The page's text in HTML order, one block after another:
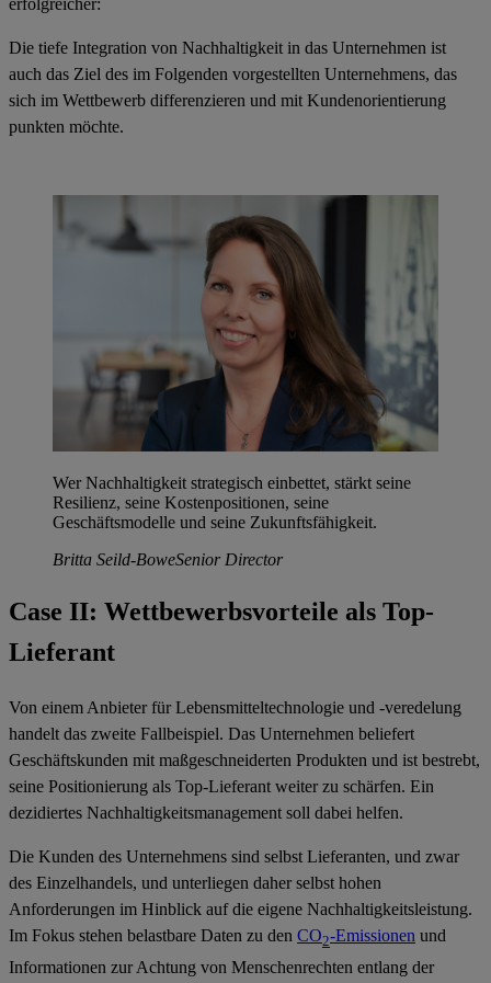
Die tiefe Integration von Nachhaltigkeit in das Unternehmen ist
auch das Ziel des im Folgenden vorgestellten Unternehmens, das
sich im Wettbewerb differenzieren und mit Kundenorientierung
punkten möchte.
Wer Nachhaltigkeit strategisch einbettet, stärkt seine
Resilienz, seine Kostenpositionen, seine
Geschäftsmodelle und seine Zukunftsfähigkeit.
Britta Seild-BoweSenior Director
Case II: Wettbewerbsvorteile als Top-
Lieferant
Von einem Anbieter für Lebensmitteltechnologie und -veredelung
handelt das zweite Fallbeispiel. Das Unternehmen beliefert
Geschäftskunden mit maßgeschneiderten Produkten und ist bestrebt,
seine Positionierung als Top-Lieferant weiter zu schärfen. Ein
dezidiertes Nachhaltigkeitsmanagement soll dabei helfen.
Die Kunden des Unternehmens sind selbst Lieferanten, und zwar
des Einzelhandels, und unterliegen daher selbst hohen
Anforderungen im Hinblick auf die eigene Nachhaltigkeitsleistung.
Im Fokus stehen belastbare Daten zu den CO2-Emissionen und
Informationen zur Achtung von Menschenrechten entlang der